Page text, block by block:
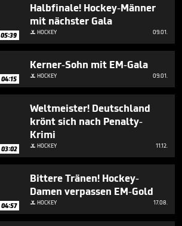
05:39
Halbfinale! Hockey-Männer
mit nächster Gala
HOCKEY 09.01.
04:15
Kerner-Sohn mit EM-Gala
HOCKEY 09.01.
03:02
Weltmeister! Deutschland
krönt sich nach Penalty-
Krimi
HOCKEY 11.12.
04:57
Bittere Tränen! Hockey-
Damen verpassen EM-Gold
HOCKEY 17.08.